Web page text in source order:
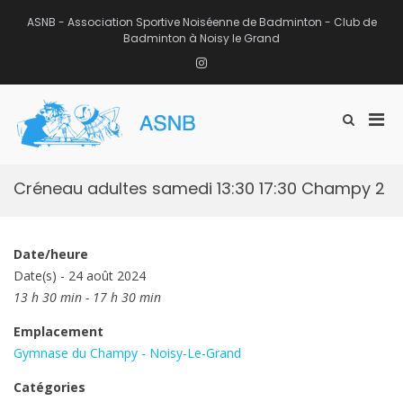
ASNB - Association Sportive Noiséenne de Badminton - Club de
Badminton à Noisy le Grand
Instagram
Afficher
recherche
Créneau adultes samedi 13:30 17:30 Champy 2
Date/heure
Date(s) - 24 août 2024
13 h 30 min - 17 h 30 min
Emplacement
Gymnase du Champy - Noisy-Le-Grand
Catégories